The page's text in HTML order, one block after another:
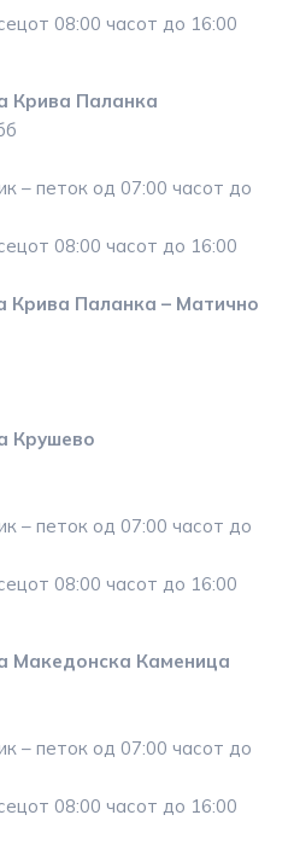
08:00 часот до 16:00
Крива Паланка
– петок од 07:00 часот до
08:00 часот до 16:00
Крива Паланка – Матично
Крушево
– петок од 07:00 часот до
08:00 часот до 16:00
Македонска Каменица
– петок од 07:00 часот до
08:00 часот до 16:00